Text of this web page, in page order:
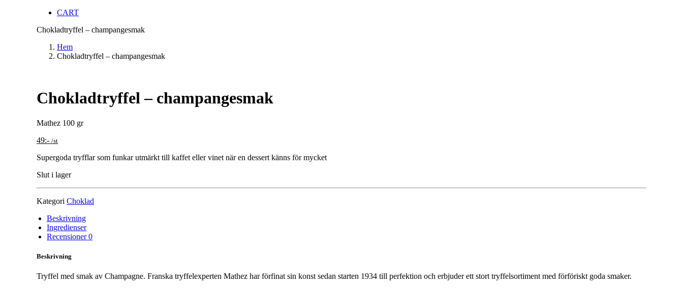
CART
Chokladtryffel – champangesmak
Hem
Chokladtryffel – champangesmak
Chokladtryffel – champangesmak
Mathez 100 gr
49:- /st
Supergoda tryfflar som funkar utmärkt till kaffet eller vinet när en dessert känns för mycket
Slut i lager
Kategori Choklad
Beskrivning
Ingredienser
Recensioner0
Beskrivning
Tryffel med smak av Champagne. Franska tryffelexperten Mathez har förfinat sin konst sedan starten 1934 till perfektion och erbjuder ett stort tryffelsortiment med förföriskt goda smaker.